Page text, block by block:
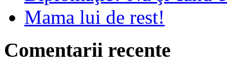
Mama lui de rest!
Comentarii recente